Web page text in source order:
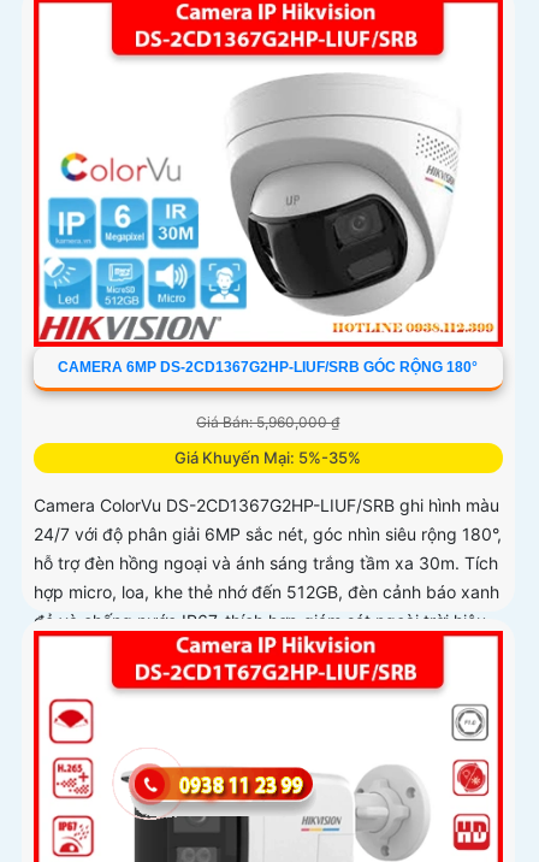
CAMERA 6MP DS-2CD1367G2HP-LIUF/SRB GÓC RỘNG 180°
Giá Bán: 5,960,000 ₫
Giá Khuyến Mại: 5%-35%
Camera ColorVu DS-2CD1367G2HP-LIUF/SRB ghi hình màu
24/7 với độ phân giải 6MP sắc nét, góc nhìn siêu rộng 180°,
hỗ trợ đèn hồng ngoại và ánh sáng trắng tầm xa 30m. Tích
hợp micro, loa, khe thẻ nhớ đến 512GB, đèn cảnh báo xanh
đỏ và chống nước IP67, thích hợp giám sát ngoài trời hiệu